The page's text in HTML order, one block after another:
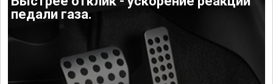
педали газа.